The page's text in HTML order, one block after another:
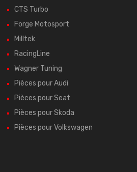
CTS Turbo
Forge Motosport
Milltek
RacingLine
Wagner Tuning
Pièces pour Audi
Pièces pour Seat
Pièces pour Skoda
Pièces pour Volkswagen